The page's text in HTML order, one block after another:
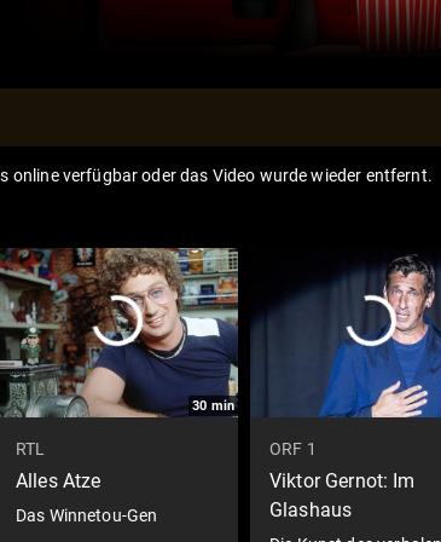
online verfügbar oder das Video wurde wieder entfernt.
30 min
RTL
Alles Atze
Das Winnetou-Gen
ORF 1
Viktor Gernot: Im
Glashaus